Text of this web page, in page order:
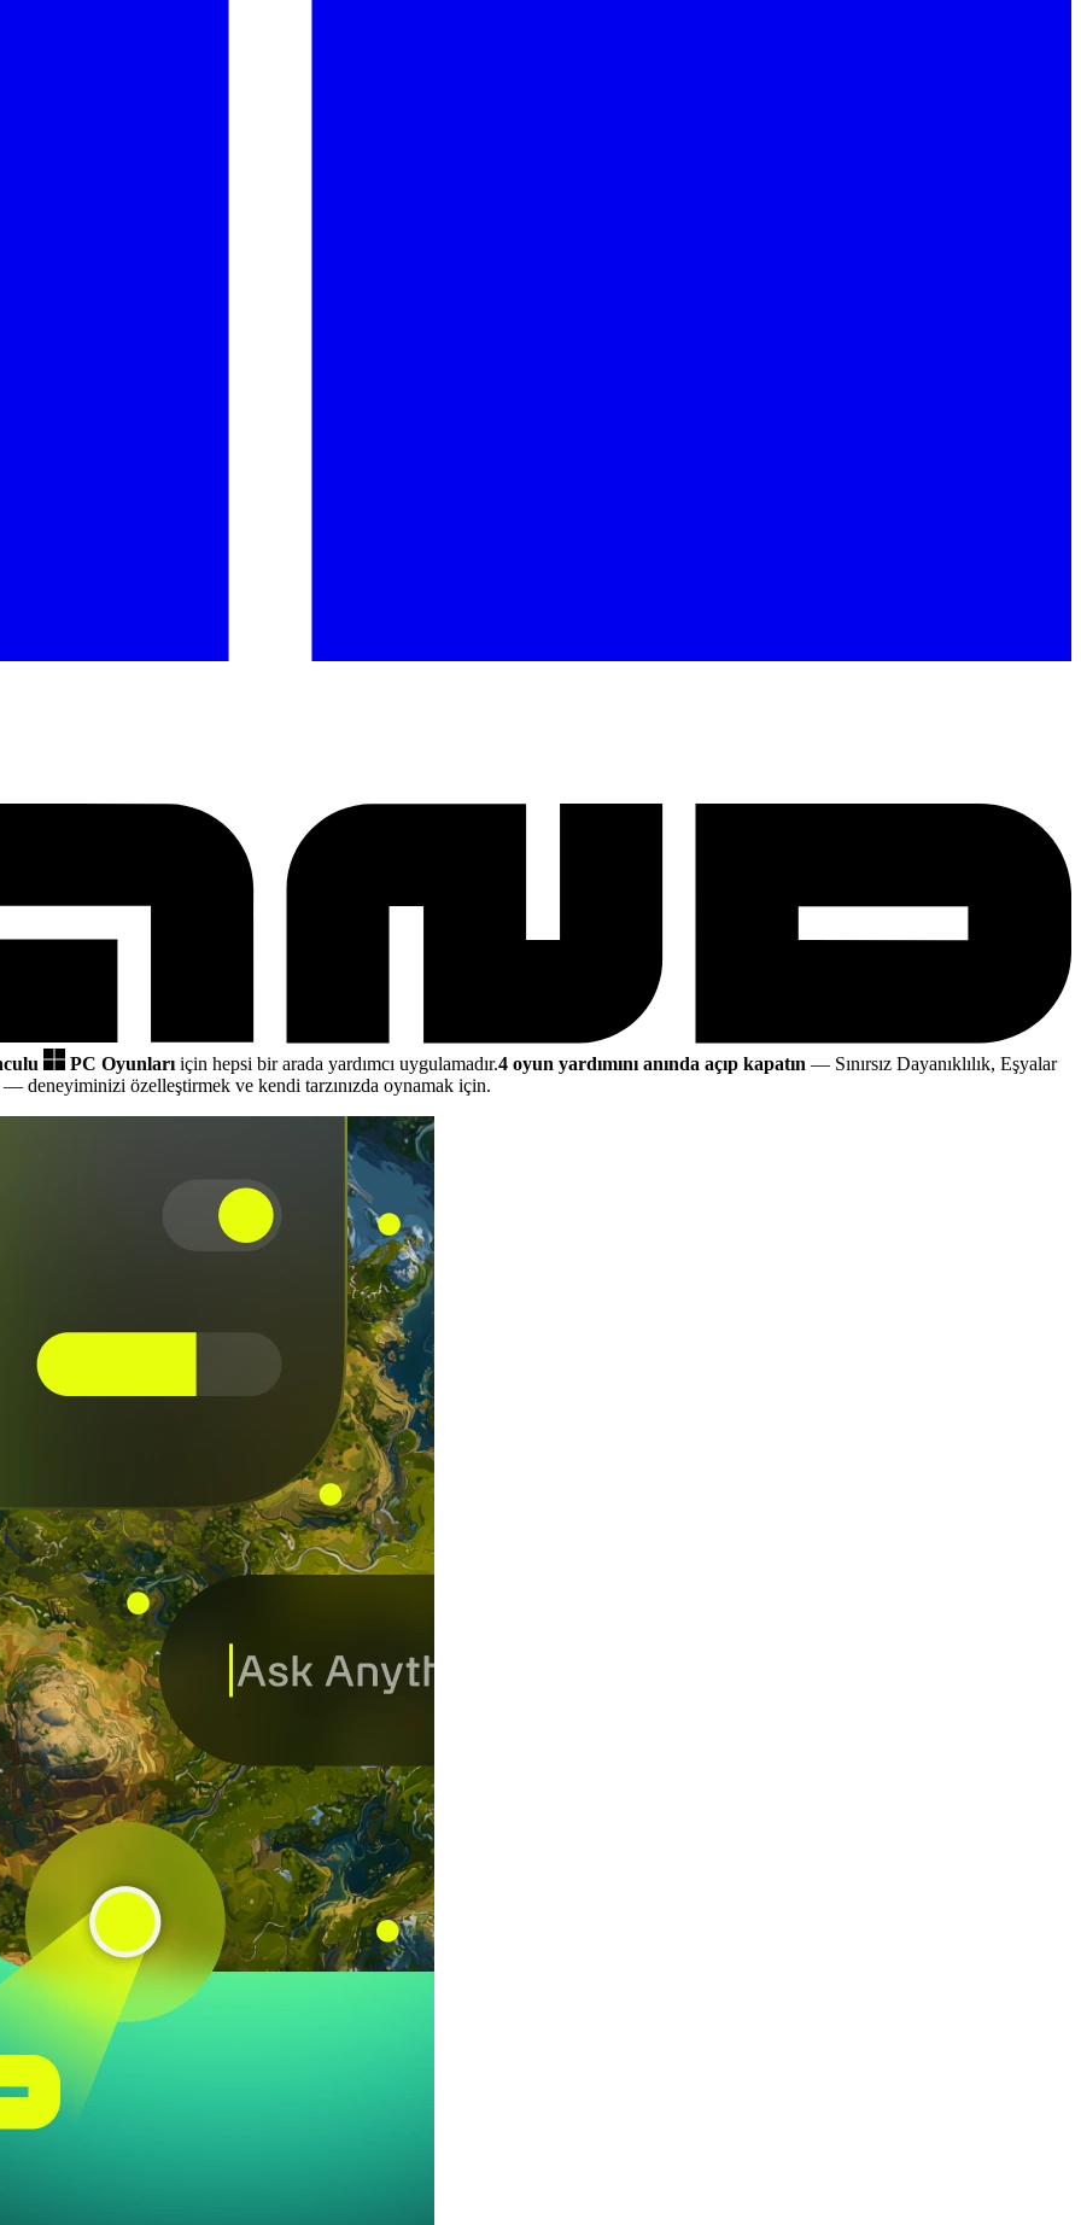
PC Oyunları için hepsi bir arada yardımcı uygulamadır.4 oyun yardımını anında açıp kapatın — Sınırsız Dayanıklılık, Eşyalar
— deneyiminizi özelleştirmek ve kendi tarzınızda oynamak için.